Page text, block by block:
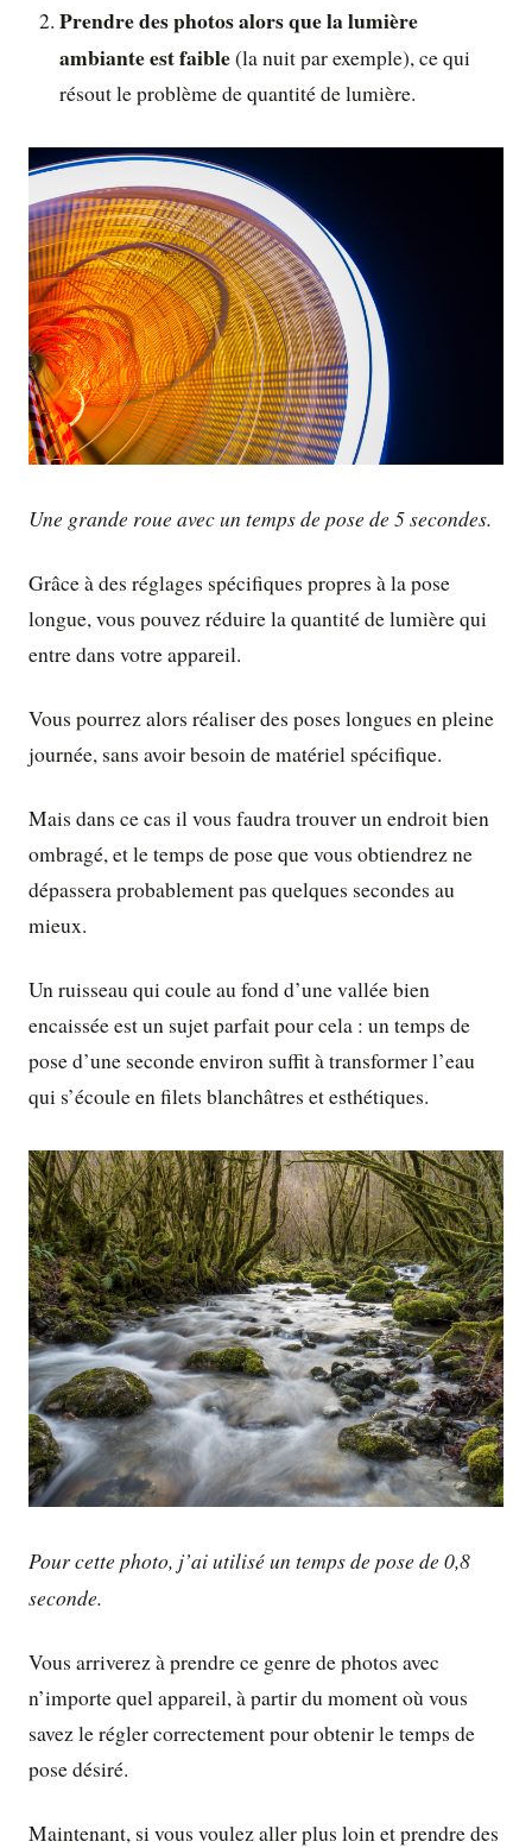
Prendre des photos alors que la lumière
ambiante est faible(la nuit par exemple), ce qui
résout le problème de quantité de lumière.
Une grande roue avec un temps de pose de 5 secondes.
Grâce à des réglages spécifiques propres à la pose
longue, vous pouvez réduire la quantité de lumière qui
entre dans votre appareil.
Vous pourrez alors réaliser des poses longues en pleine
journée, sans avoir besoin de matériel spécifique.
Mais dans ce cas il vous faudra trouver un endroit bien
ombragé, et le temps de pose que vous obtiendrez ne
dépassera probablement pas quelques secondes au
mieux.
Un ruisseau qui coule au fond d’une vallée bien
encaissée est un sujet parfait pour cela : un temps de
pose d’une seconde environ suffit à transformer l’eau
qui s’écoule en filets blanchâtres et esthétiques.
Pour cette photo, j’ai utilisé un temps de pose de 0,8
seconde.
Vous arriverez à prendre ce genre de photos avec
n’importe quel appareil, à partir du moment où vous
savez le régler correctement pour obtenir le temps de
pose désiré.
Maintenant, si vous voulez aller plus loin et prendre des